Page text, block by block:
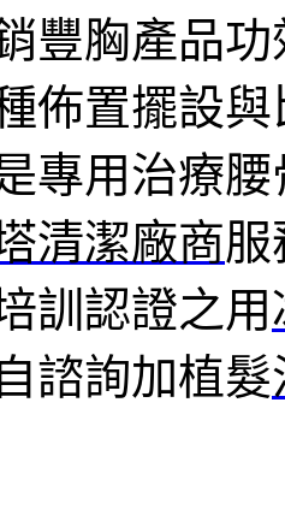
豐胸產品
佈置擺設
專用治療
清潔廠商
訓認證之用
諮詢加植髮